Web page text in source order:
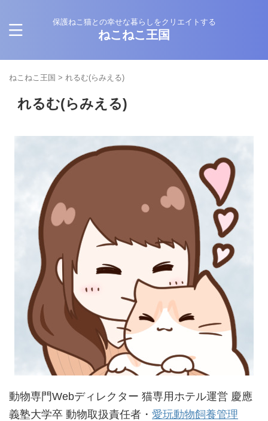
保護ねこ猫との幸せな暮らしをクリエイトする
ねこねこ王国
ねこねこ王国 > れるむ(らみえる)
れるむ(らみえる)
動物専門Webディレクター 猫専用ホテル運営 慶應
義塾大学卒 動物取扱責任者・ 愛玩動物飼養管理